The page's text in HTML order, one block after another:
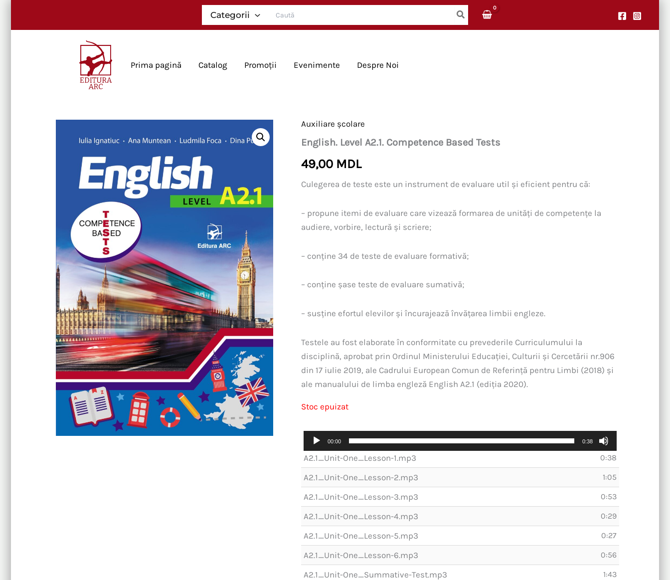
Categorii
for:
Prima pagină Catalog Promoții Evenimente Despre Noi
Auxiliare școlare
English. Level A2.1. Competence Based Tests
49,00 MDL
Culegerea de teste este un instrument de evaluare util și eficient pentru că:
– propune itemi de evaluare care vizează formarea de unități de competențe la
audiere, vorbire, lectură și scriere;
– conține 34 de teste de evaluare formativă;
– conține șase teste de evaluare sumativă;
– susține efortul elevilor și încurajează învățarea limbii engleze.
Testele au fost elaborate în conformitate cu prevederile Curriculumului la
disciplină, aprobat prin Ordinul Ministerului Educației, Culturii și Cercetării nr.906
din 17 iulie 2019, ale Cadrului European Comun de Referință pentru Limbi (2018) și
ale manualului de limba engleză English A2.1 (ediția 2020).
Stoc epuizat
Player
audio
00:00 0:38
A2.1_Unit-One_Lesson-1.mp3 0:38
A2.1_Unit-One_Lesson-2.mp3 1:05
A2.1_Unit-One_Lesson-3.mp3 0:53
A2.1_Unit-One_Lesson-4.mp3 0:29
A2.1_Unit-One_Lesson-5.mp3 0:27
A2.1_Unit-One_Lesson-6.mp3 0:56
A2.1_Unit-One_Summative-Test.mp3 1:43